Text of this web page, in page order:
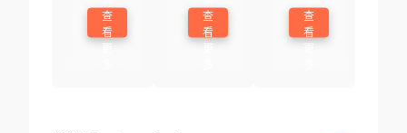
查
看
查
看
查
看